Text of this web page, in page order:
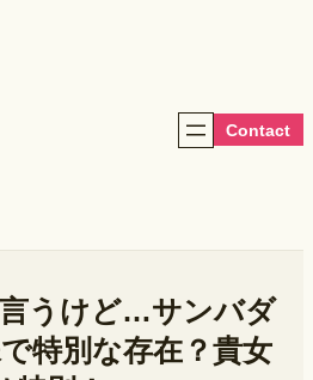
Contact
うけど…サンバダ
特別な存在？貴女